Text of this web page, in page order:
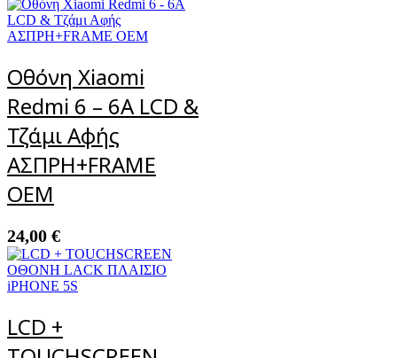
Οθόνη Xiaomi
Redmi 6 – 6A LCD &
Τζάμι Αφής
ΑΣΠΡΗ+FRAME
OEM
24,00 €
LCD +